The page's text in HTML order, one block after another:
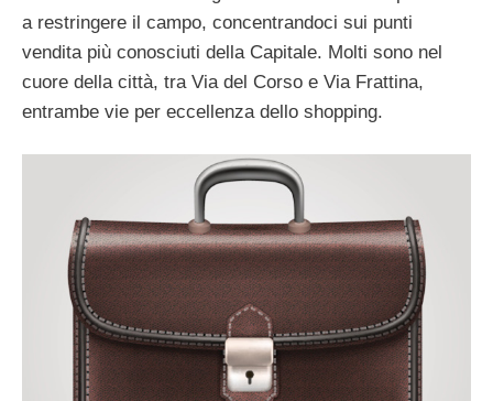
a restringere il campo, concentrandoci sui punti
vendita più conosciuti della Capitale. Molti sono nel
cuore della città, tra Via del Corso e Via Frattina,
entrambe vie per eccellenza dello shopping.